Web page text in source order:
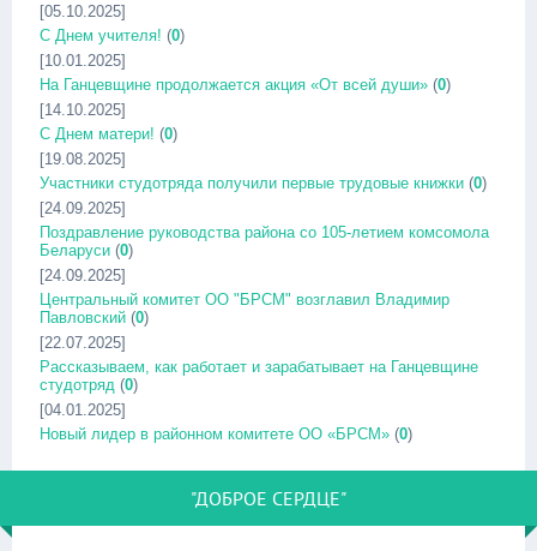
[05.10.2025]
С Днем учителя! (0)
[10.01.2025]
На Ганцевщине продолжается акция «От всей души» (0)
[14.10.2025]
С Днем матери! (0)
[19.08.2025]
Участники студотряда получили первые трудовые книжки (0)
[24.09.2025]
Поздравление руководства района со 105-летием комсомола
Беларуси (0)
[24.09.2025]
Центральный комитет ОО "БРСМ" возглавил Владимир
Павловский (0)
[22.07.2025]
Рассказываем, как работает и зарабатывает на Ганцевщине
студотряд (0)
[04.01.2025]
Новый лидер в районном комитете ОО «БРСМ» (0)
"ДОБРОЕ СЕРДЦЕ"